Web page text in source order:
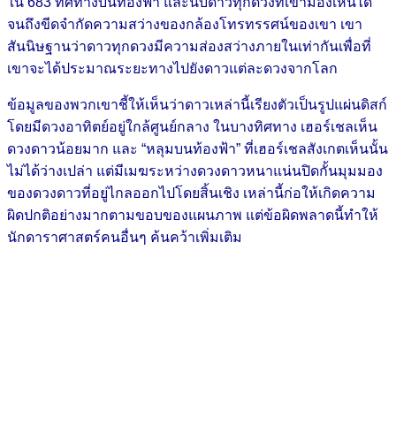
จนถึงขีดจำกัดความสว่างของกล้องโทรทรรศน์ของเขา เขา
สันนิษฐานว่าดาวทุกดวงมีความส่องสว่างภายในเท่ากันเพื่อที่
เขาจะได้ประมาณระยะทางไปยังดาวแต่ละดวงจากโลก
ข้อมูลของพวกเขาชี้ให้เห็นว่าดาวเหล่านี้เรียงตัวเป็นรูปแผ่นดิสก์
โดยมีดวงอาทิตย์อยู่ใกล้ศูนย์กลาง ในบางทิศทาง เฮอร์เชลเห็น
ดวงดาวน้อยมาก และ “หลุมบนท้องฟ้า” ที่เฮอร์เชลสังเกตเห็นนั้น
ไม่ได้ว่างเปล่า แต่มีเมฆระหว่างดวงดาวหนาแน่นปิดกั้นมุมมอง
ของดวงดาวที่อยู่ไกลออกไปโดยสิ้นเชิง เหล่านี้ก่อให้เกิดความ
ผิดปกติอย่างมากตามขอบของแผนภาพ แต่ข้อผิดพลาดนี้ทำให้
นักดาราศาสตร์คนอื่นๆ ค้นคว้าเพิ่มเติม